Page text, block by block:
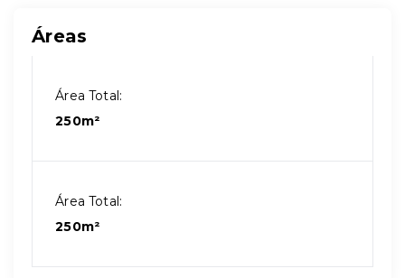
Áreas
Área Total:
250m²
Área Total:
250m²